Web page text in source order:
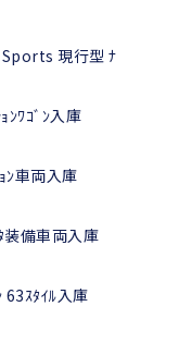
現行型 ﾅ
ﾜｺﾞﾝ入庫
車両入庫
備車両入庫
ｽﾀｲﾙ入庫